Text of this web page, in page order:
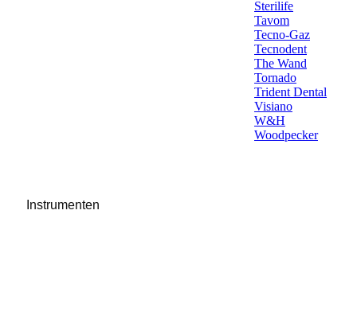
Sterilife
Tavom
Tecno-Gaz
Tecnodent
The Wand
Tornado
Trident Dental
Visiano
W&H
Woodpecker
Instrumenten